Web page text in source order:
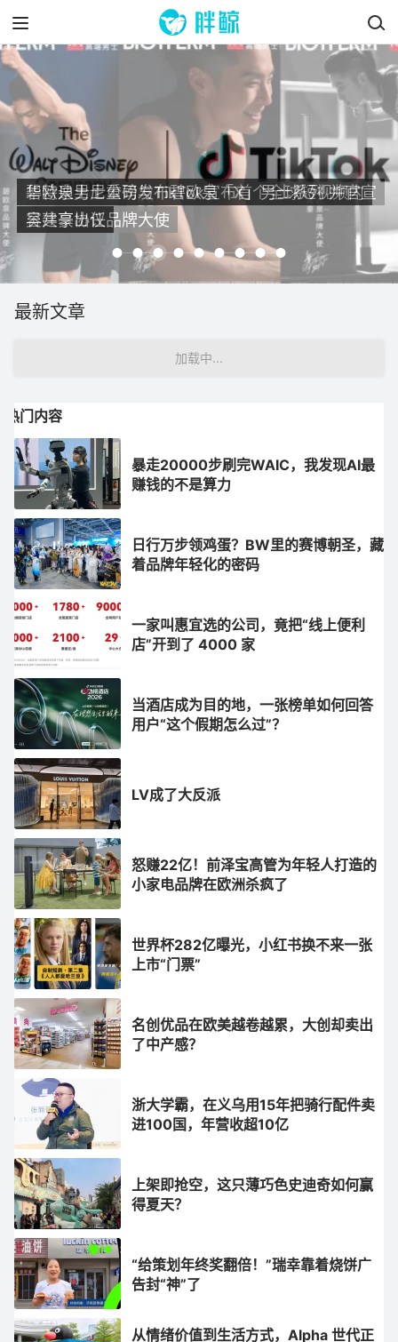
碧欧泉男士重磅发布碧欧泉「X」男士系列 并官宣
吴建豪出任品牌大使
华特迪士尼公司与TikTok宣布首个全球短视频内
容共享协议
最新文章
加载中...
热门内容
暴走20000步刷完WAIC，我发现AI最
赚钱的不是算力
日行万步领鸡蛋？BW里的赛博朝圣，藏
着品牌年轻化的密码
一家叫惠宜选的公司，竟把“线上便利
店”开到了 4000 家
当酒店成为目的地，一张榜单如何回答
用户“这个假期怎么过”？
LV成了大反派
怒赚22亿！前泽宝高管为年轻人打造的
小家电品牌在欧洲杀疯了
世界杯282亿曝光，小红书换不来一张
上市“门票”
名创优品在欧美越卷越累，大创却卖出
了中产感？
浙大学霸，在义乌用15年把骑行配件卖
进100国，年营收超10亿
上架即抢空，这只薄巧色史迪奇如何赢
得夏天？
“给策划年终奖翻倍！”瑞幸靠着烧饼广
告封“神”了
从情绪价值到生活方式，Alpha 世代正